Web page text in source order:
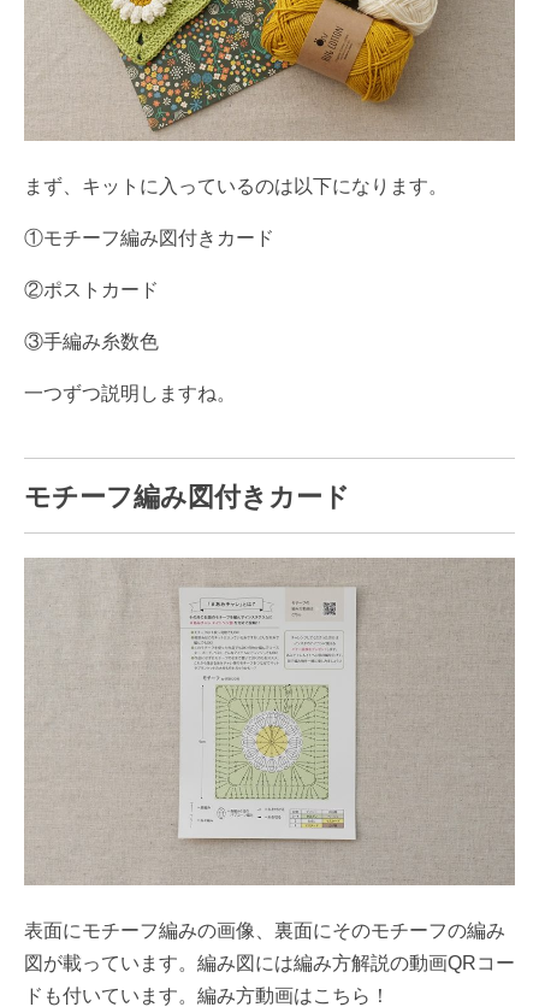
まず、キットに入っているのは以下になります。
①モチーフ編み図付きカード
②ポストカード
③手編み糸数色
一つずつ説明しますね。
モチーフ編み図付きカード
表面にモチーフ編みの画像、裏面にそのモチーフの編み
図が載っています。編み図には編み方解説の動画QRコー
ドも付いています。編み方動画はこちら！